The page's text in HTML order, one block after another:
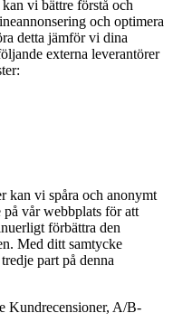
vi bättre förstå och
och optimera
detta jämför vi dina
externa leverantörer
kan vi spåra och anonymt
vår webbplats för att
förbättra den
Med ditt samtycke
part på denna
Kundrecensioner, A/B-